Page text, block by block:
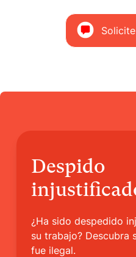
Despido
¿Ha sido despedido
su trabajo? Descubra
fue ilegal.